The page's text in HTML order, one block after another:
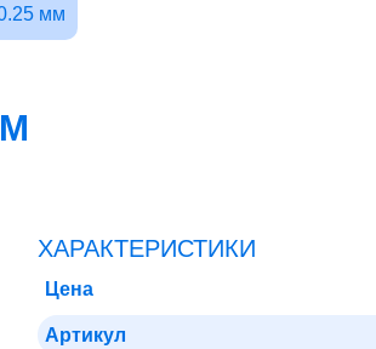
мм
ХАРАКТЕРИСТИКИ
Цена
Артикул